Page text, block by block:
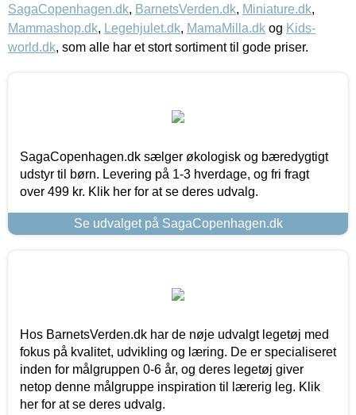
SagaCopenhagen.dk, BarnetsVerden.dk, Miniature.dk,
Mammashop.dk, Legehjulet.dk, MamaMilla.dk og Kids-
world.dk, som alle har et stort sortiment til gode priser.
SagaCopenhagen.dk sælger økologisk og bæredygtigt
udstyr til børn. Levering på 1-3 hverdage, og fri fragt
over 499 kr. Klik her for at se deres udvalg.
Se udvalget på SagaCopenhagen.dk
Hos BarnetsVerden.dk har de nøje udvalgt legetøj med
fokus på kvalitet, udvikling og læring. De er specialiseret
inden for målgruppen 0-6 år, og deres legetøj giver
netop denne målgruppe inspiration til lærerig leg. Klik
her for at se deres udvalg.